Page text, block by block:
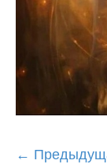
Post
←